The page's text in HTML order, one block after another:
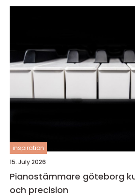
inspiration
15. July 2026
Pianostämmare göteborg kunskap, känsla
och precision